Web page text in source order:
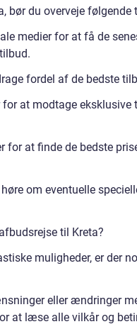
bør du overveje følgende
medier for at få de
fordel af de bedste
at modtage eksklusive
for at finde de bedste
om eventuelle
til Kreta?
muligheder, er der
eller ændringer
at læse alle vilkår og